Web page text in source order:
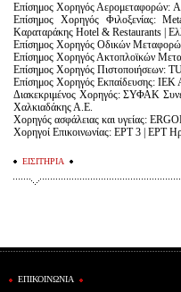
Επίσημος Χορηγός Αερομεταφορών:
Επίσημος Χορηγός Φιλοξενίας:
Καραταράκης Hotel & Restaurants |
Επίσημος Χορηγός Οδικών
Επίσημος Χορηγός Ακτοπλοϊκών
Επίσημος Χορηγός Πιστοποιήσεων:
Επίσημος Χορηγός Εκπαίδευσης:
Διακεκριμένος Χορηγός: ΣΥΦΑΚ
Χαλκιαδάκης Α.Ε.
Χορηγός ασφάλειας και υγείας:
Χορηγοί Επικοινωνίας: ΕΡΤ 3 | ΕΡΤ
ΕΙΣΙΤΗΡΙΑ
ΕΠΙΚΟΙΝΩΝΙΑ